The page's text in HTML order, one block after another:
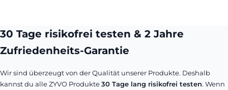
30 Tage risikofrei testen & 2 Jahre
Zufriedenheits-Garantie
Wir sind überzeugt von der Qualität unserer Produkte. Deshalb
kannst du alle ZYVO Produkte30 Tage lang risikofrei testen. Wenn